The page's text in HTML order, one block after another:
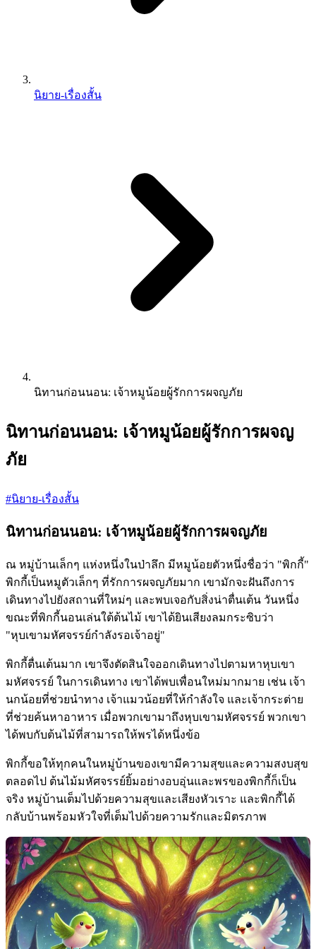
นิยาย-เรื่องสั้น
นิทานก่อนนอน: เจ้าหมูน้อยผู้รักการผจญภัย
นิทานก่อนนอน: เจ้าหมูน้อยผู้รักการผจญ
ภัย
#นิยาย-เรื่องสั้น
นิทานก่อนนอน: เจ้าหมูน้อยผู้รักการผจญภัย
ณ หมู่บ้านเล็กๆ แห่งหนึ่งในป่าลึก มีหมูน้อยตัวหนึ่งชื่อว่า "พิกกี้"
พิกกี้เป็นหมูตัวเล็กๆ ที่รักการผจญภัยมาก เขามักจะฝันถึงการ
เดินทางไปยังสถานที่ใหม่ๆ และพบเจอกับสิ่งน่าตื่นเต้น วันหนึ่ง
ขณะที่พิกกี้นอนเล่นใต้ต้นไม้ เขาได้ยินเสียงลมกระซิบว่า
"หุบเขามหัศจรรย์กำลังรอเจ้าอยู่"
พิกกี้ตื่นเต้นมาก เขาจึงตัดสินใจออกเดินทางไปตามหาหุบเขา
มหัศจรรย์ ในการเดินทาง เขาได้พบเพื่อนใหม่มากมาย เช่น เจ้า
นกน้อยที่ช่วยนำทาง เจ้าแมวน้อยที่ให้กำลังใจ และเจ้ากระต่าย
ที่ช่วยค้นหาอาหาร เมื่อพวกเขามาถึงหุบเขามหัศจรรย์ พวกเขา
ได้พบกับต้นไม้ที่สามารถให้พรได้หนึ่งข้อ
พิกกี้ขอให้ทุกคนในหมู่บ้านของเขามีความสุขและความสงบสุข
ตลอดไป ต้นไม้มหัศจรรย์ยิ้มอย่างอบอุ่นและพรของพิกกี้ก็เป็น
จริง หมู่บ้านเต็มไปด้วยความสุขและเสียงหัวเราะ และพิกกี้ได้
กลับบ้านพร้อมหัวใจที่เต็มไปด้วยความรักและมิตรภาพ